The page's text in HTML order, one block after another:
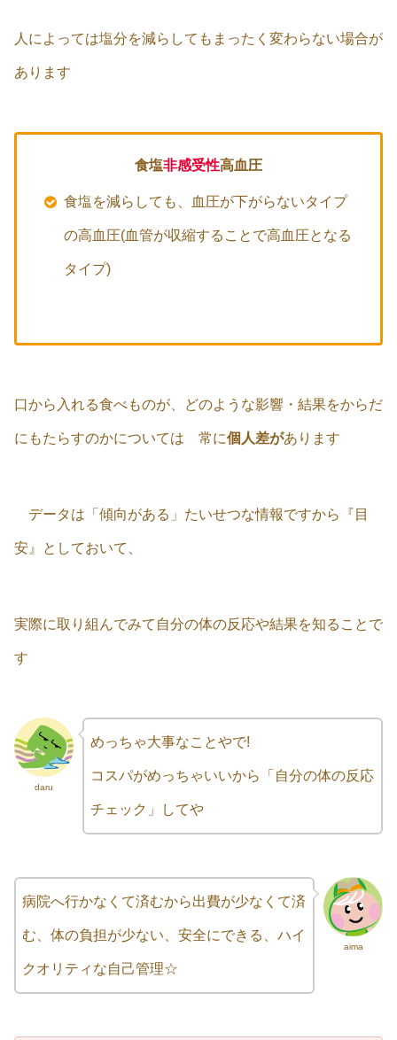
人によっては塩分を減らしてもまったく変わらない場合が
あります
食塩非感受性高血圧
食塩を減らしても、血圧が下がらないタイプ
の高血圧(血管が収縮することで高血圧となる
タイプ)
口から入れる食べものが、どのような影響・結果をからだ
にもたらすのかについては 常に個人差があります
データは「傾向がある」たいせつな情報ですから『目
安』としておいて、
実際に取り組んでみて自分の体の反応や結果を知ることで
す
daru
めっちゃ大事なことやで!
コスパがめっちゃいいから「自分の体の反応
チェック」してや
aima
病院へ行かなくて済むから出費が少なくて済
む、体の負担が少ない、安全にできる、ハイ
クオリティな自己管理☆